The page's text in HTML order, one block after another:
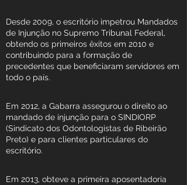
Desde 2009, o escritório impetrou Mandados
de Injunção no Supremo Tribunal Federal,
obtendo os primeiros êxitos em 2010 e
contribuindo para a formação de
precedentes que beneficiaram servidores em
todo o país.
Em 2012, a Gabarra assegurou o direito ao
mandado de injunção para o SINDIORP
(Sindicato dos Odontologistas de Ribeirão
Preto) e para clientes particulares do
escritório.
Em 2013, obteve a primeira aposentadoria